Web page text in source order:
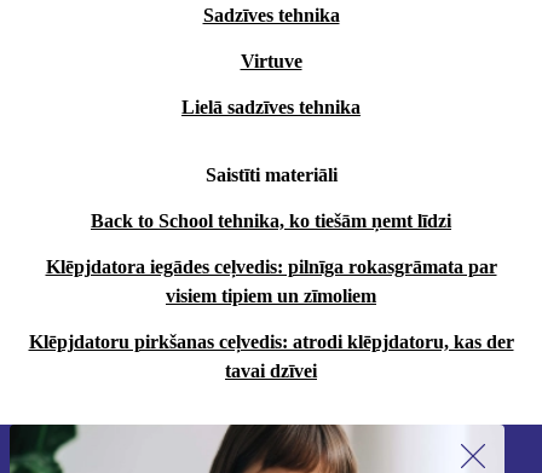
Sadzīves tehnika
Virtuve
Lielā sadzīves tehnika
Saistīti materiāli
Back to School tehnika, ko tiešām ņemt līdzi
Klēpjdatora iegādes ceļvedis: pilnīga rokasgrāmata par
visiem tipiem un zīmoliem
Klēpjdatoru pirkšanas ceļvedis: atrodi klēpjdatoru, kas der
tavai dzīvei